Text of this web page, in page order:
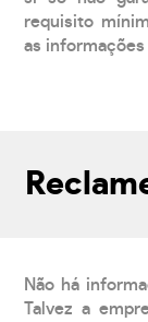
requisito
as
Não há
Talvez a